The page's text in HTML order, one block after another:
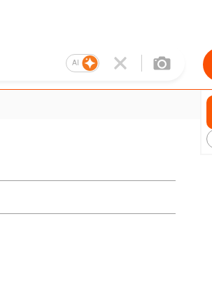
AI